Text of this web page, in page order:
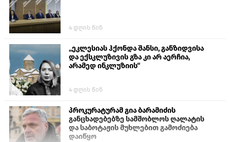
4 დღის წინ
„ეკლესიას ჰქონდა შანსი, განზიდვისა
და ექსკლუზივის გზა კი არ აერჩია,
არამედ ინკლუზიის“
4 დღის წინ
პროკურატურამ გია ბარამიძის
განცხადებებზე სამშობლოს ღალატის
და საბოტაჟის მუხლებით გამოძიება
დაიწყო